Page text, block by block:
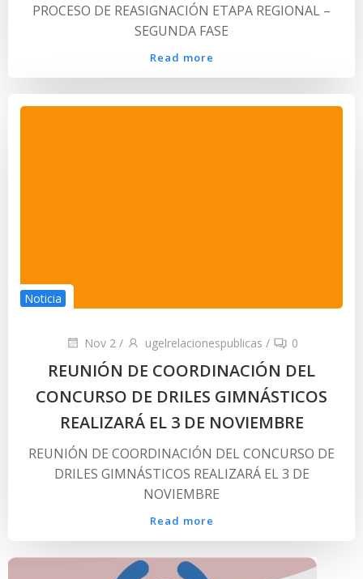
PROCESO DE REASIGNACIÓN ETAPA REGIONAL –
SEGUNDA FASE
Read more
Noticia
Nov 2 / ugelrelacionespublicas / 0
REUNIÓN DE COORDINACIÓN DEL
CONCURSO DE DRILES GIMNÁSTICOS
REALIZARÁ EL 3 DE NOVIEMBRE
REUNIÓN DE COORDINACIÓN DEL CONCURSO DE
DRILES GIMNÁSTICOS REALIZARÁ EL 3 DE
NOVIEMBRE
Read more